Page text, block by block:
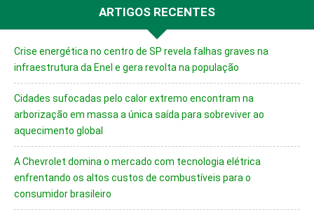
ARTIGOS RECENTES
Crise energética no centro de SP revela falhas graves na
infraestrutura da Enel e gera revolta na população
Cidades sufocadas pelo calor extremo encontram na
arborização em massa a única saída para sobreviver ao
aquecimento global
A Chevrolet domina o mercado com tecnologia elétrica
enfrentando os altos custos de combustíveis para o
consumidor brasileiro